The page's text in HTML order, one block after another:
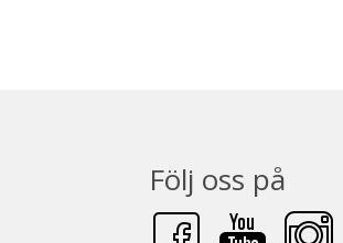
Följ oss på